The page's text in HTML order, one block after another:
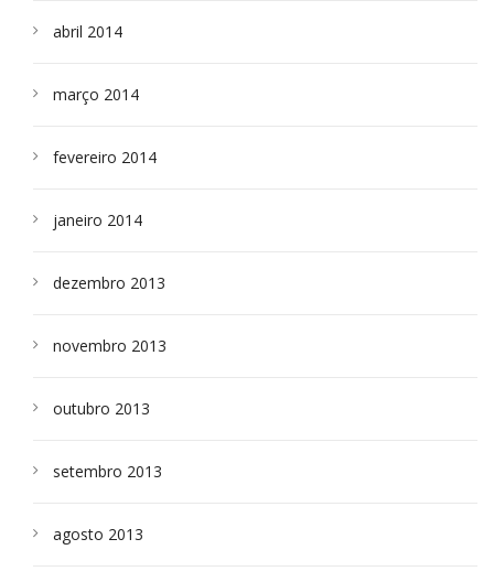
abril 2014
março 2014
fevereiro 2014
janeiro 2014
dezembro 2013
novembro 2013
outubro 2013
setembro 2013
agosto 2013